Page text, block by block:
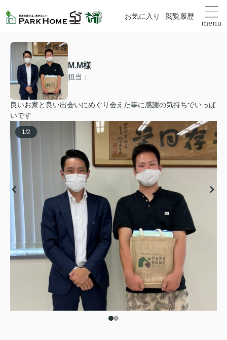
お気に入り 閲覧履歴
M.M様
担当：
良いお家と良い出会いにめぐり会えた事に感謝の気持ちでいっぱ
いです
1/2